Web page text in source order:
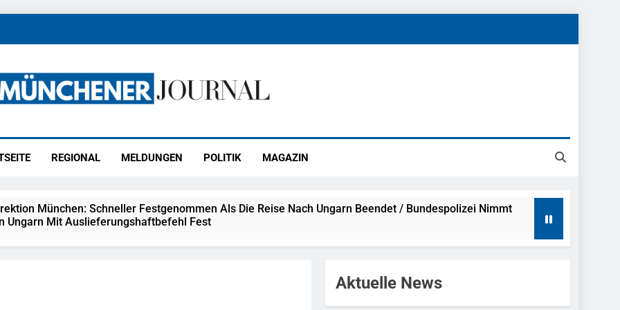
REGIONAL MELDUNGEN POLITIK MAGAZIN
München: Schneller Festgenommen Als Die Reise Nach Ungarn Beendet / Bundespolizei Nimmt
Ungarn Mit Auslieferungshaftbefehl Fest
Aktuelle News